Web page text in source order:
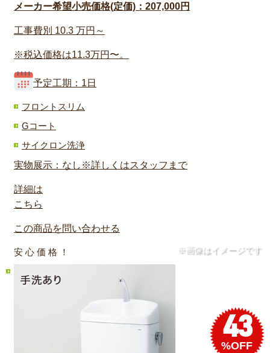
※画像はイメージです
メーカー希望小売価格(定価)：207,000円
工事費別 10.3 万円～
※税込価格は11.3万円〜。
予定工期：1日
フロントスリム
Gコート
サイクロン洗浄
実物展示：なし※詳しくはスタッフまで
詳細は
こちら
この商品を問い合わせる
安 心 価 格 ！
43
%OFF